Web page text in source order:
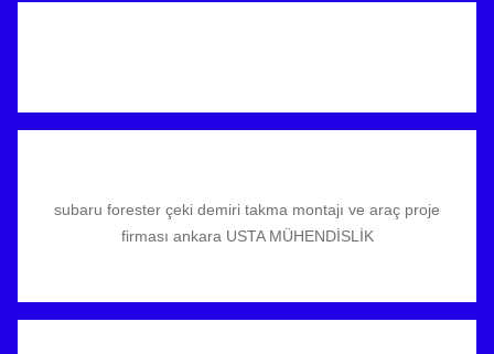
subaru forester çeki demiri takma montajı ve araç proje
firması ankara USTA MÜHENDİSLİK